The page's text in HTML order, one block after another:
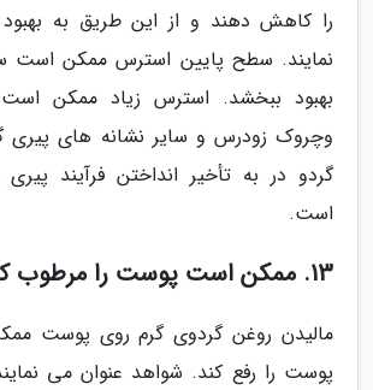
را کاهش دهند و از این طریق به
نمایند. سطح پایین استرس ممکن است
بهبود ببخشد. استرس زیاد ممکن
گردو در به تأخیر انداختن فرآیند پیری
است.
13. ممکن است پوست را مرطوب کند
مالیدن روغن گردوی گرم روی پوست
پوست را رفع کند. شواهد عنوان می